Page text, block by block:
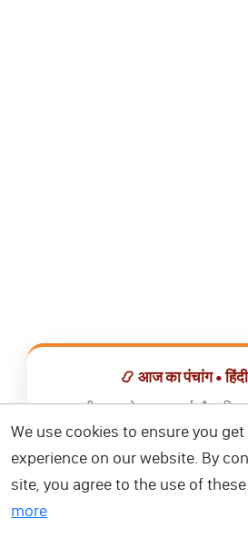
📿 आज का पंचांग •
सभी व्रत, त्योहार, शुभ मुहूर्त और
📅 हिंदी कैलेंडर ऐप
We use cookies to ensure you
experience on our website. By
site, you agree to the use of
more